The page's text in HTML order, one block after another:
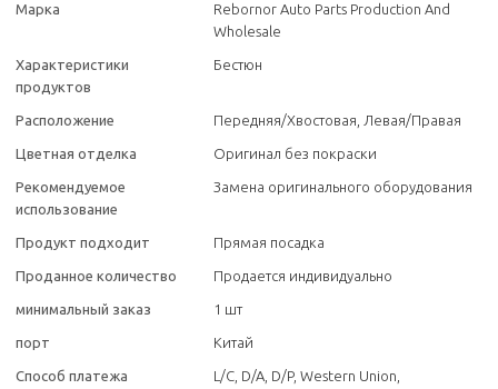
Марка
Rebornor Auto Parts Production And
Wholesale
Характеристики
продуктов
Бестюн
Расположение Передняя/Хвостовая, Левая/Правая
Цветная отделка Оригинал без покраски
Рекомендуемое
использование
Замена оригинального оборудования
Продукт подходит Прямая посадка
Проданное количество Продается индивидуально
минимальный заказ 1 шт
порт Китай
Способ платежа
L/C, D/A, D/P, Western Union,